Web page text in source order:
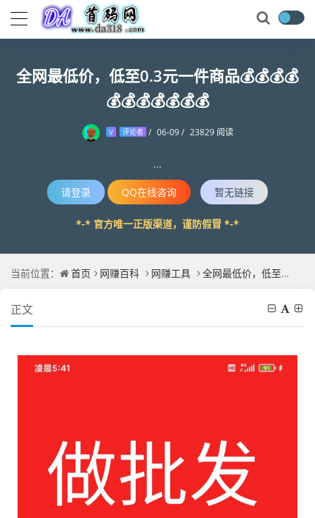
全网最低价，低至0.3元一件商品💰💰💰💰
💰💰💰💰💰💰💰
V 评论者 / 06-09 / 23829 阅读
...
请登录 QQ在线咨询 暂无链接
*-* 官方唯一正版渠道，谨防假冒 *-*
当前位置： 首页 网赚百科 网赚工具 全网最低价，低至0.3元一件商品💰💰💰💰💰💰💰💰💰💰💰
正文